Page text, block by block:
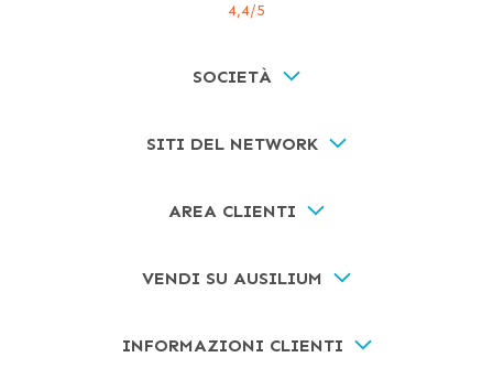
4,4/5
SOCIETÀ
SITI DEL NETWORK
AREA CLIENTI
VENDI SU AUSILIUM
INFORMAZIONI CLIENTI